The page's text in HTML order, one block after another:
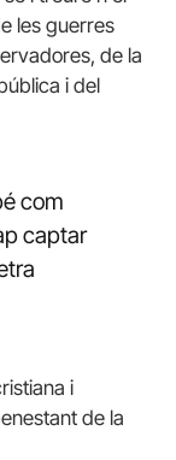
les guerres
de la
i del
com
captar
i
de la